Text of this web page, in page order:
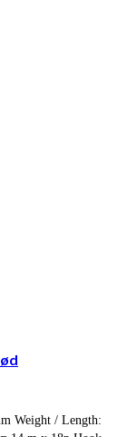
Weight / Length: